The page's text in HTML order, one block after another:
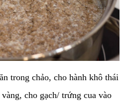
trong chảo, cho hành khô thái
cho gạch/ trứng cua vào